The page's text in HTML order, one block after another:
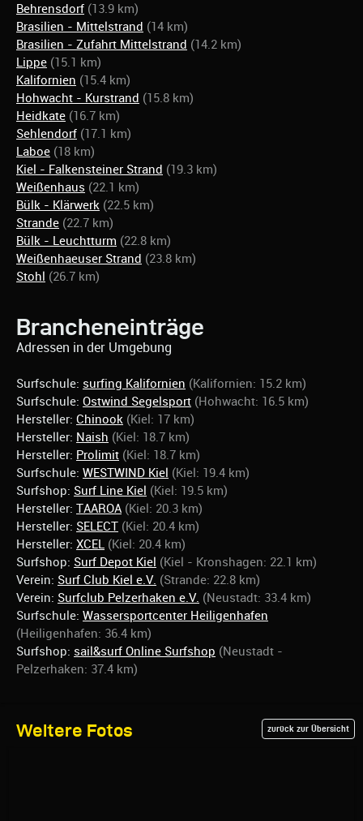
Behrensdorf (13.9 km)
Brasilien - Mittelstrand (14 km)
Brasilien - Zufahrt Mittelstrand (14.2 km)
Lippe (15.1 km)
Kalifornien (15.4 km)
Hohwacht - Kurstrand (15.8 km)
Heidkate (16.7 km)
Sehlendorf (17.1 km)
Laboe (18 km)
Kiel - Falkensteiner Strand (19.3 km)
Weißenhaus (22.1 km)
Bülk - Klärwerk (22.5 km)
Strande (22.7 km)
Bülk - Leuchtturm (22.8 km)
Weißenhaeuser Strand (23.8 km)
Stohl (26.7 km)
Brancheneinträge
Adressen in der Umgebung
Surfschule: surfing Kalifornien (Kalifornien: 15.2 km)
Surfschule: Ostwind Segelsport (Hohwacht: 16.5 km)
Hersteller: Chinook (Kiel: 17 km)
Hersteller: Naish (Kiel: 18.7 km)
Hersteller: Prolimit (Kiel: 18.7 km)
Surfschule: WESTWIND Kiel (Kiel: 19.4 km)
Surfshop: Surf Line Kiel (Kiel: 19.5 km)
Hersteller: TAAROA (Kiel: 20.3 km)
Hersteller: SELECT (Kiel: 20.4 km)
Hersteller: XCEL (Kiel: 20.4 km)
Surfshop: Surf Depot Kiel (Kiel - Kronshagen: 22.1 km)
Verein: Surf Club Kiel e.V. (Strande: 22.8 km)
Verein: Surfclub Pelzerhaken e.V. (Neustadt: 33.4 km)
Surfschule: Wassersportcenter Heiligenhafen
(Heiligenhafen: 36.4 km)
Surfshop: sail&surf Online Surfshop (Neustadt -
Pelzerhaken: 37.4 km)
Weitere Fotos zurück zur Übersicht